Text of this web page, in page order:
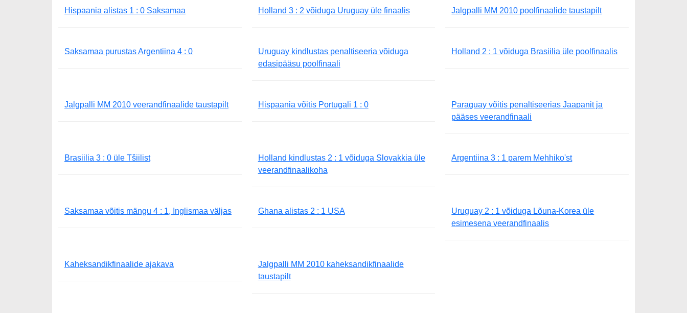
Hispaania alistas 1 : 0 Saksamaa Holland 3 : 2 võiduga Uruguay üle finaalis Jalgpalli MM 2010 poolfinaalide taustapilt
Saksamaa purustas Argentiina 4 : 0
Uruguay kindlustas penaltiseeria võiduga
edasipääsu poolfinaali
Holland 2 : 1 võiduga Brasiilia üle poolfinaalis
Jalgpalli MM 2010 veerandfinaalide taustapilt Hispaania võitis Portugali 1 : 0
Paraguay võitis penaltiseerias Jaapanit ja
pääses veerandfinaali
Brasiilia 3 : 0 üle Tšiilist
Holland kindlustas 2 : 1 võiduga Slovakkia üle
veerandfinaalikoha
Argentiina 3 : 1 parem Mehhiko'st
Saksamaa võitis mängu 4 : 1, Inglismaa väljas Ghana alistas 2 : 1 USA
Uruguay 2 : 1 võiduga Lõuna-Korea üle
esimesena veerandfinaalis
Kaheksandikfinaalide ajakava
Jalgpalli MM 2010 kaheksandikfinaalide
taustapilt